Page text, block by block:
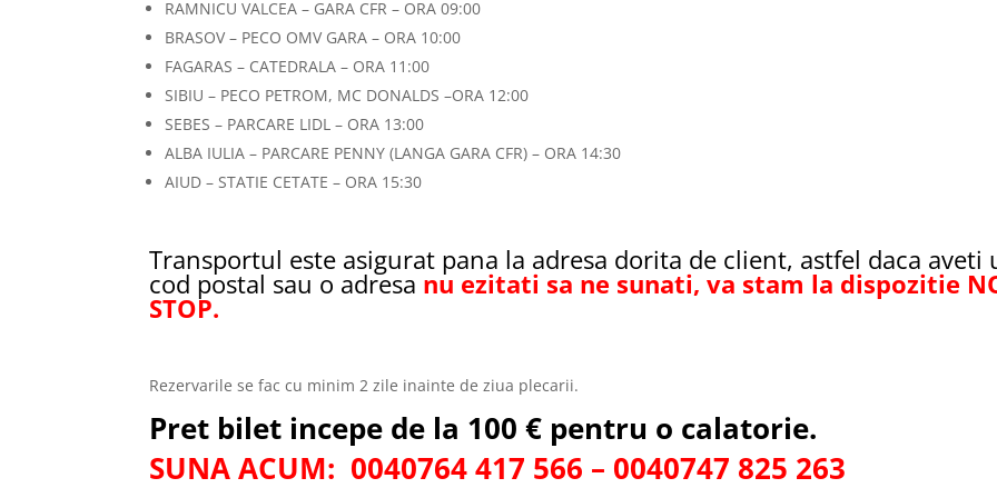
RAMNICU VALCEA – GARA CFR – ORA 09:00
BRASOV – PECO OMV GARA – ORA 10:00
FAGARAS – CATEDRALA – ORA 11:00
SIBIU – PECO PETROM, MC DONALDS –ORA 12:00
SEBES – PARCARE LIDL – ORA 13:00
ALBA IULIA – PARCARE PENNY (LANGA GARA CFR) – ORA 14:30
AIUD – STATIE CETATE – ORA 15:30
Transportul este asigurat pana la adresa dorita de client, astfel daca aveti
cod postal sau o adresa nu ezitati sa ne sunati, va stam la dispozitie
STOP.
Rezervarile se fac cu minim 2 zile inainte de ziua plecarii.
Pret bilet incepe de la 100 € pentru o calatorie.
SUNA ACUM: 0040764 417 566 – 0040747 825 263